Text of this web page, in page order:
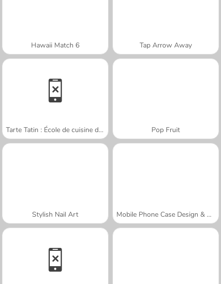
Hawaii Match 6 Tap Arrow Away
Tarte Tatin : École de cuisine de Sara Pop Fruit
Stylish Nail Art Mobile Phone Case Design & DIY